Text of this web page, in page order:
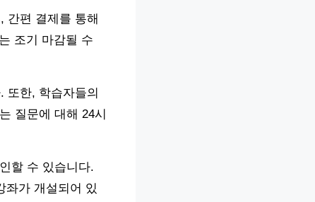
간편 결제를 통해
조기 마감될 수
또한, 학습자들의
질문에 대해 24시
할 수 있습니다.
좌가 개설되어 있